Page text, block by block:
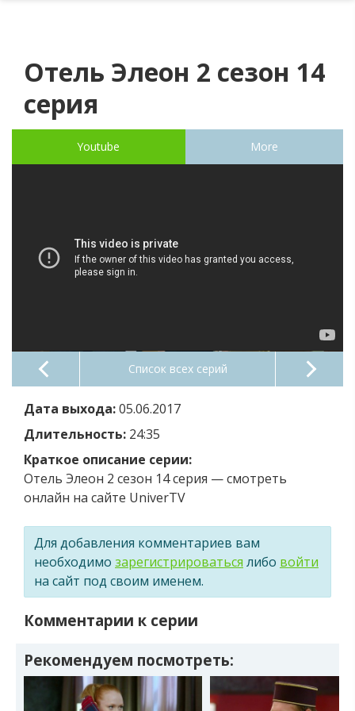
Отель Элеон 2 сезон 14
серия
Youtube More
Список всех серий
Дата выхода:05.06.2017
Длительность: 24:35
Краткое описание серии:
Отель Элеон 2 сезон 14 серия — смотреть
онлайн на сайте UniverTV
Для добавления комментариев вам
необходимо зарегистрироваться либо войти
на сайт под своим именем.
Комментарии к серии
Рекомендуем посмотреть: